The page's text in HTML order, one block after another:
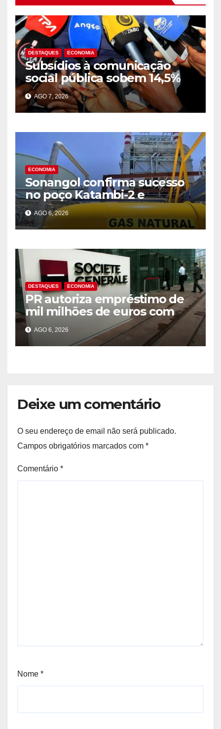
DESTAQUES ECONOMIA
Subsídios à comunicação
social pública sobem 14,5%
para 39,2 mil milhões Kz em
2025
AGO 7, 2026
ECONOMIA
Sonangol confirma sucesso
no poço Katambi-2 e
antecipa novo ciclo de
produção de gás na Bacia de
Benguela
AGO 6, 2026
DESTAQUES ECONOMIA
PR autoriza empréstimo de
mil milhões de euros com
Société Générale para o PIP
AGO 6, 2026
Deixe um comentário
O seu endereço de email não será publicado.
Campos obrigatórios marcados com *
Comentário *
Nome *